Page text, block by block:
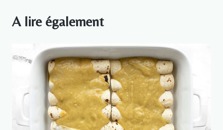
A lire également